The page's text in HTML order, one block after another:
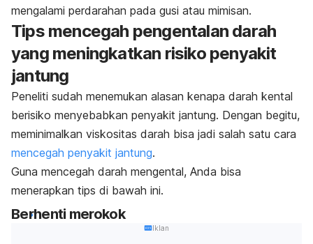
mengalami perdarahan pada gusi atau mimisan.
Tips mencegah pengentalan darah
yang meningkatkan risiko penyakit
jantung
Peneliti sudah menemukan alasan kenapa darah kental
berisiko menyebabkan penyakit jantung. Dengan begitu,
meminimalkan viskositas darah bisa jadi salah satu cara
mencegah penyakit jantung.
Guna mencegah darah mengental, Anda bisa
menerapkan tips di bawah ini.
Berhenti merokok
Iklan